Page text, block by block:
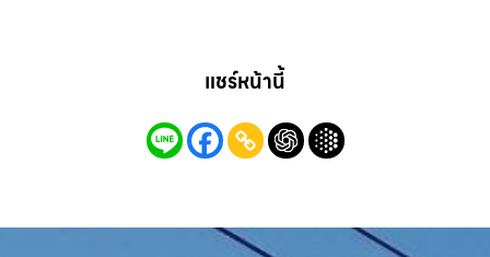
แชร์หน้านี้